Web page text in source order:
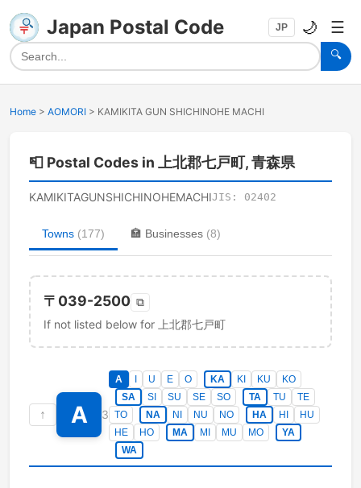
Japan Postal Code
🔍
JP 🌙 ☰
Home > AOMORI > KAMIKITA GUN SHICHINOHE MACHI
📮 Postal Codes in 上北郡七戸町, 青森県
KAMIKITAGUNSHICHINOHEMACHIJIS: 02402
Towns (177) 🏣 Businesses (8)
〒 039-2500 ⧉
If not listed below for 上北郡七戸町
↑ A 3
A U E O KA KI KU
KO
SA
SI SU SE SO TA TU
TE
TO
NA NI NU NO HA HI
HU
HE
HO MA MI MU MO
YA
WA